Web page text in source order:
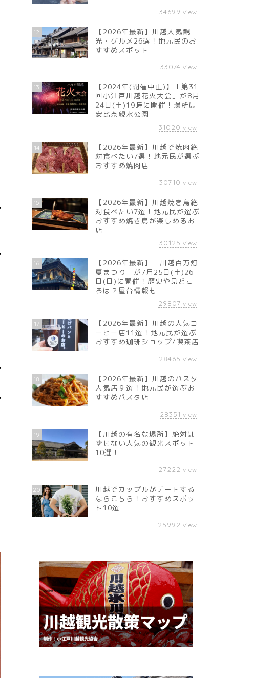
34699 view
12
【2026年最新】川越人気観
光・グルメ26選！地元民のお
すすめスポット
33074 view
13
【2024年(開催中止)】「第31
回小江戸川越花火大会」が8月
24日(土)19時に開催！場所は
安比奈親水公園
31020 view
14
【2026年最新】川越で焼肉絶
対食べたい7選！地元民が選ぶ
おすすめ焼肉店
30710 view
15
【2026年最新】川越焼き鳥絶
対食べたい7選！地元民が選ぶ
おすすめ焼き鳥が楽しめるお
店
30125 view
16
【2026年最新】「川越百万灯
夏まつり」が7月25日(土)26
日(日)に開催！歴史や見どこ
ろは？屋台情報も
29807 view
17
【2026年最新】川越の人気コ
ーヒー店11選！地元民が選ぶ
おすすめ珈琲ショップ/喫茶店
28465 view
18
【2026年最新】川越のパスタ
人気店９選！地元民が選ぶお
すすめパスタ店
28351 view
19
【川越の有名な場所】絶対は
ずせない人気の観光スポット
10選！
27222 view
20
川越でカップルがデートする
ならこちら！おすすめスポッ
ト10選
25992 view